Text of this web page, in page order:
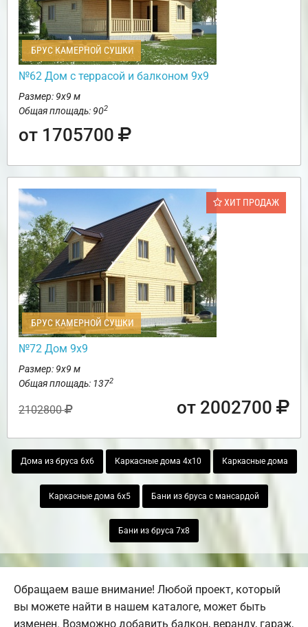
БРУС КАМЕРНОЙ СУШКИ
№62 Дом c террасой и балконом 9х9
Размер: 9х9 м
Общая площадь: 902
от 1705700
ХИТ ПРОДАЖ
БРУС КАМЕРНОЙ СУШКИ
№72 Дом 9х9
Размер: 9х9 м
Общая площадь: 1372
2102800 от 2002700
Дома из бруса 6х6 Каркасные дома 4х10 Каркасные дома
Каркасные дома 6х5 Бани из бруса с мансардой
Бани из бруса 7х8
Обращаем ваше внимание! Любой проект, который
вы можете найти в нашем каталоге, может быть
изменен. Возможно добавить балкон, веранду, гараж,